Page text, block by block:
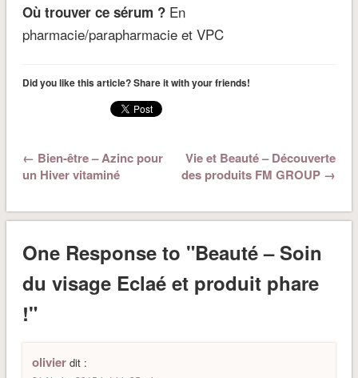
Où trouver ce sérum ?En
pharmacie/parapharmacie et VPC
Did you like this article? Share it with your friends!
← Bien-être – Azinc pour
un Hiver vitaminé
Vie et Beauté – Découverte
des produits FM GROUP →
One Response to "Beauté – Soin
du visage Eclaé et produit phare
!"
olivier dit :